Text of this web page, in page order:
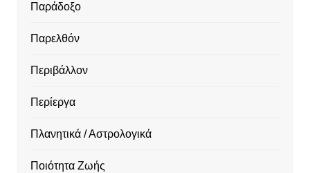
Παράδοξο
Παρελθόν
Περιβάλλον
Περίεργα
Πλανητικά / Αστρολογικά
Ποιότητα Ζωής